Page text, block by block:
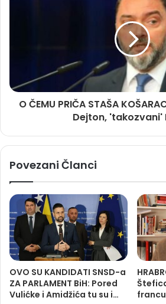
O ČEMU PRIČA STAŠA
Dejton, 'takozvani'
Povezani Članci
OVO SU KANDIDATI SNSD-a
ZA PARLAMENT BiH: Pored
Vulićke i Amidžića tu su i…